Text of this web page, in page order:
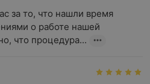
за то, что нашли время
о работе нашей
что процедура...